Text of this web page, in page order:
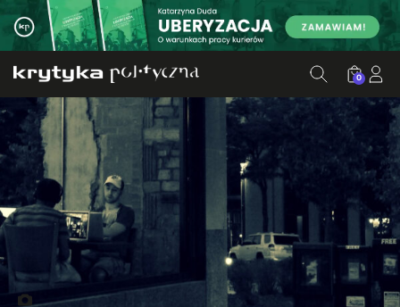
0
fot. humbletree, cc, flickr.com